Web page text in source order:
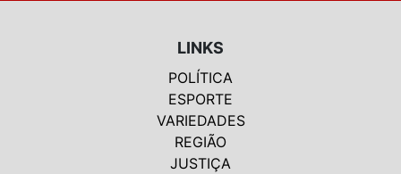
LINKS
POLÍTICA
ESPORTE
VARIEDADES
REGIÃO
JUSTIÇA